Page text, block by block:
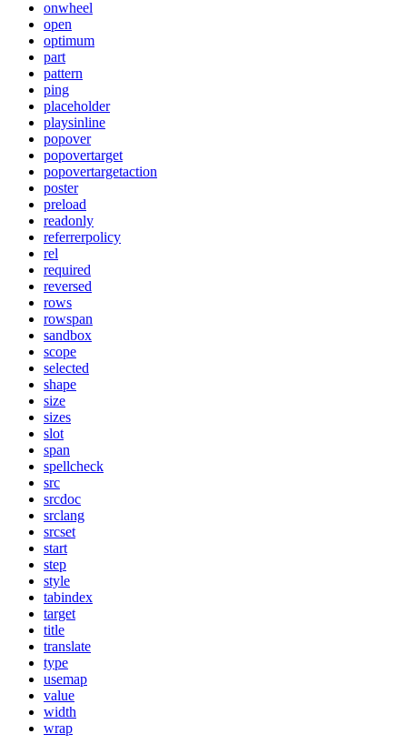
onwheel
open
optimum
part
pattern
ping
placeholder
playsinline
popover
popovertarget
popovertargetaction
poster
preload
readonly
referrerpolicy
rel
required
reversed
rows
rowspan
sandbox
scope
selected
shape
size
sizes
slot
span
spellcheck
src
srcdoc
srclang
srcset
start
step
style
tabindex
target
title
translate
type
usemap
value
width
wrap